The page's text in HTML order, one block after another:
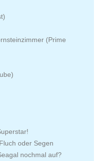
(Prime
oder Segen
nochmal auf?